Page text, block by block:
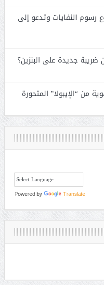
رسوم النفايات وتدعو إلى
ضريبة جديدة على البنزين؟
من “الإيبولا” المتحورة
Powered by Translate